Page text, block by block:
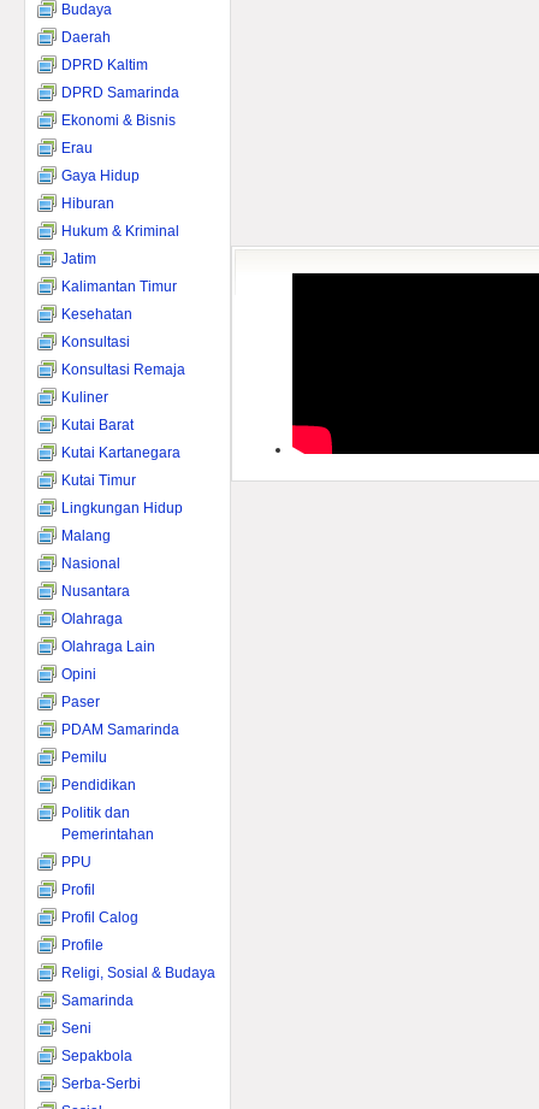
Budaya
Daerah
DPRD Kaltim
DPRD Samarinda
Ekonomi & Bisnis
Erau
Gaya Hidup
Hiburan
Hukum & Kriminal
Jatim
Kalimantan Timur
Kesehatan
Konsultasi
Konsultasi Remaja
Kuliner
Kutai Barat
Kutai Kartanegara
Kutai Timur
Lingkungan Hidup
Malang
Nasional
Nusantara
Olahraga
Olahraga Lain
Opini
Paser
PDAM Samarinda
Pemilu
Pendidikan
Politik dan
Pemerintahan
PPU
Profil
Profil Calog
Profile
Religi, Sosial & Budaya
Samarinda
Seni
Sepakbola
Serba-Serbi